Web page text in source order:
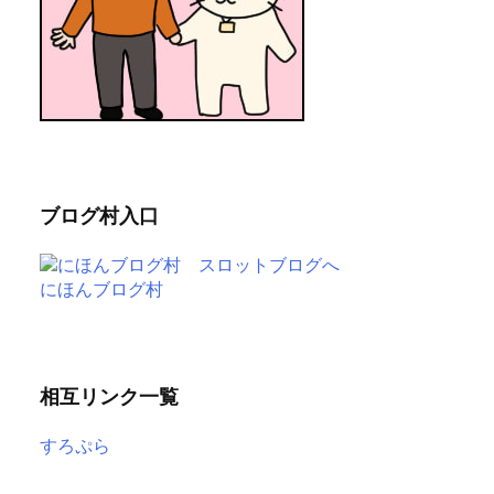
ブログ村入口
にほんブログ村
相互リンク一覧
すろぷら